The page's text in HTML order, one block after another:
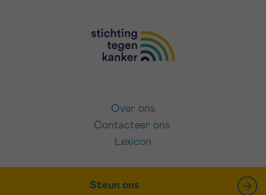
Over ons
Contacteer ons
Lexicon
Steun ons